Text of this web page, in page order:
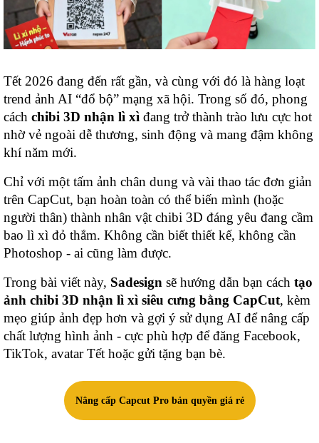
Tết 2026 đang đến rất gần, và cùng với đó là hàng loạt
trend ảnh AI “đổ bộ” mạng xã hội. Trong số đó, phong
cách chibi 3D nhận lì xì đang trở thành trào lưu cực hot
nhờ vẻ ngoài dễ thương, sinh động và mang đậm không
khí năm mới.
Chỉ với một tấm ảnh chân dung và vài thao tác đơn giản
trên CapCut, bạn hoàn toàn có thể biến mình (hoặc
người thân) thành nhân vật chibi 3D đáng yêu đang cầm
bao lì xì đỏ thắm. Không cần biết thiết kế, không cần
Photoshop - ai cũng làm được.
Trong bài viết này, Sadesign sẽ hướng dẫn bạn cách tạo
ảnh chibi 3D nhận lì xì siêu cưng bằng CapCut, kèm
mẹo giúp ảnh đẹp hơn và gợi ý sử dụng AI để nâng cấp
chất lượng hình ảnh - cực phù hợp để đăng Facebook,
TikTok, avatar Tết hoặc gửi tặng bạn bè.
Nâng cấp Capcut Pro bản quyền giá rẻ